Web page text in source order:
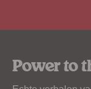
Power to